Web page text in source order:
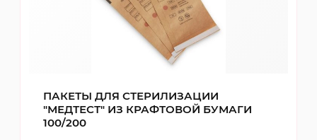
ПАКЕТЫ ДЛЯ СТЕРИЛИЗАЦИИ
"МЕДТЕСТ" ИЗ КРАФТОВОЙ БУМАГИ
100/200